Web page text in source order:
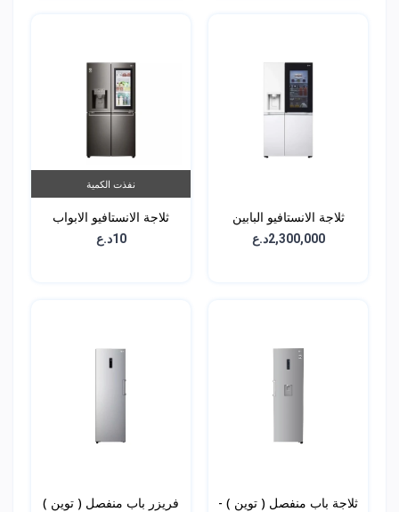
ثلاجة الانستافيو البابين
2,300,000د.ع
نفذت الكمية
ثلاجة الانستافيو الابواب
10د.ع
ثلاجة باب منفصل ( توين ) -
فريزر باب منفصل ( توين )